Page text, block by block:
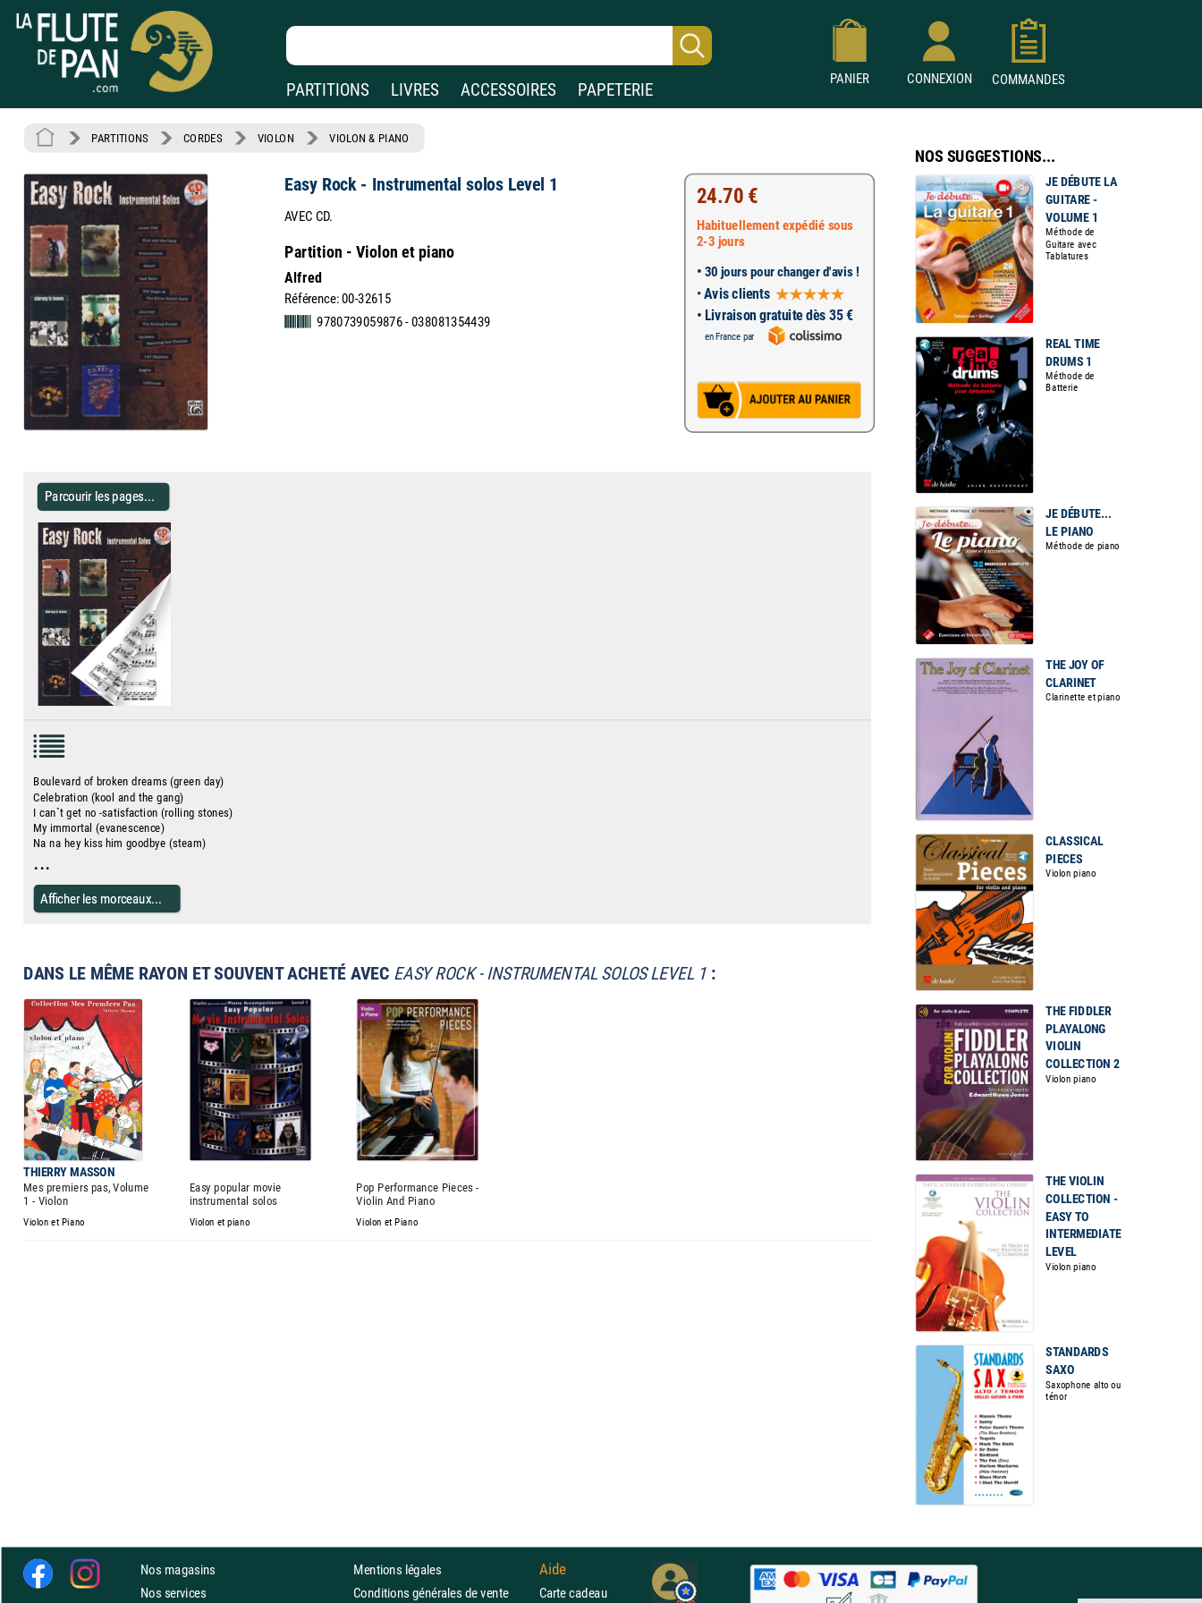
PARTITIONS LIVRES ACCESSOIRES PAPETERIE
PANIER CONNEXION COMMANDES
PARTITIONS CORDES VIOLON VIOLON & PIANO
Easy Rock - Instrumental solos Level 1
AVEC CD.
Partition - Violon et piano
Alfred
Référence: 00-32615
9780739059876 - 038081354439
24.70 €
Habituellement expédié sous
2-3 jours
• 30 jours pour changer d'avis !
•Avis clients
• Livraison gratuite dès 35 €
en France par
Parcourir les pages...
Boulevard of broken dreams (green day)
Celebration (kool and the gang)
I can`t get no -satisfaction (rolling stones)
My immortal (evanescence)
Na na hey kiss him goodbye (steam)
...
Afficher les morceaux...
DANS LE MÊME RAYON ET SOUVENT ACHETÉ AVEC EASY ROCK - INSTRUMENTAL SOLOS LEVEL 1:
THIERRY MASSON
Mes premiers pas, Volume
1 - Violon
Easy popular movie
instrumental solos
Pop Performance Pieces -
Violin And Piano
Violon et Piano Violon et piano Violon et Piano
NOS SUGGESTIONS...
JE DÉBUTE LA
GUITARE -
VOLUME 1
Méthode de
Guitare avec
Tablatures
REAL TIME
DRUMS 1
Méthode de
Batterie
JE DÉBUTE...
LE PIANO
Méthode de piano
THE JOY OF
CLARINET
Clarinette et piano
CLASSICAL
PIECES
Violon piano
THE FIDDLER
PLAYALONG
VIOLIN
COLLECTION 2
Violon piano
THE VIOLIN
COLLECTION -
EASY TO
INTERMEDIATE
LEVEL
Violon piano
STANDARDS
SAXO
Saxophone alto ou
ténor
Nos magasins
Nos services
Mentions légales
Conditions générales de vente
Aide
Carte cadeau